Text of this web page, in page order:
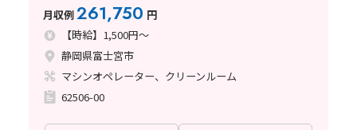
月収例261,750 円
【時給】1,500円～
静岡県富士宮市
マシンオペレーター、クリーンルーム
62506-00